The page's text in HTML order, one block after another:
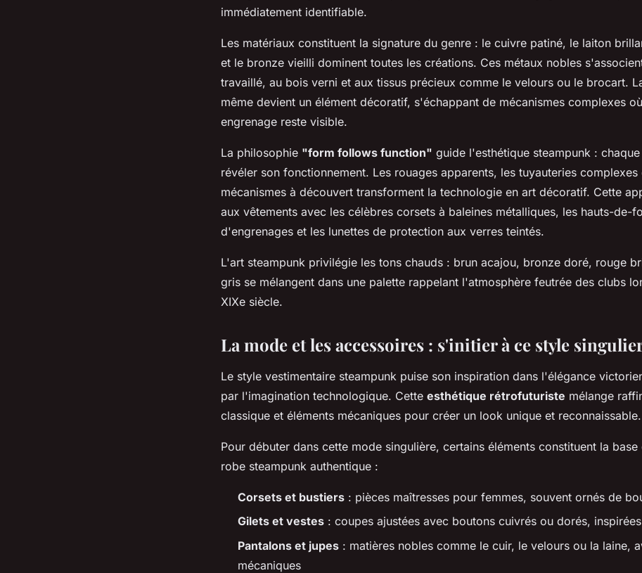
immédiatement identifiable.
Les matériaux constituent la signature du genre : le cuivre patiné, le laiton
et le bronze vieilli dominent toutes les créations. Ces métaux nobles
travaillé, au bois verni et aux tissus précieux comme le velours ou le brocart.
même devient un élément décoratif, s'échappant de mécanismes complexes
engrenage reste visible.
La philosophie "form follows function" guide l'esthétique steampunk :
révéler son fonctionnement. Les rouages apparents, les tuyauteries complexes
mécanismes à découvert transforment la technologie en art décoratif. Cette
aux vêtements avec les célèbres corsets à baleines métalliques, les hauts-de-
d'engrenages et les lunettes de protection aux verres teintés.
L'art steampunk privilégie les tons chauds : brun acajou, bronze doré, rouge
gris se mélangent dans une palette rappelant l'atmosphère feutrée des clubs
XIXe siècle.
La mode et les accessoires : s'initier à ce style
Le style vestimentaire steampunk puise son inspiration dans l'élégance
par l'imagination technologique. Cette esthétique rétrofuturiste mélange
classique et éléments mécaniques pour créer un look unique et reconnaissable.
Pour débuter dans cette mode singulière, certains éléments constituent la
robe steampunk authentique :
Corsets et bustiers : pièces maîtresses pour femmes, souvent ornés de
Gilets et vestes : coupes ajustées avec boutons cuivrés ou dorés,
Pantalons et jupes : matières nobles comme le cuir, le velours ou la laine,
mécaniques